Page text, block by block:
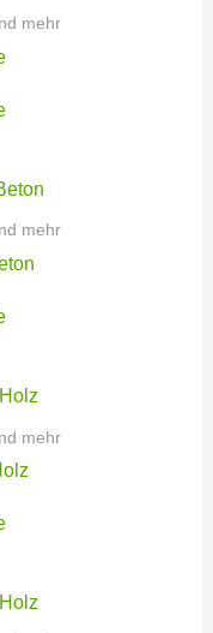
mehr
mehr
mehr